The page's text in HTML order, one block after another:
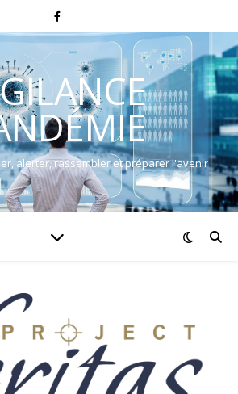
alerter, rassembler et préparer l'avenir